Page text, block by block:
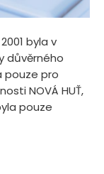
byla v
důvěrného
pouze pro
NOVÁ HUŤ,
pouze